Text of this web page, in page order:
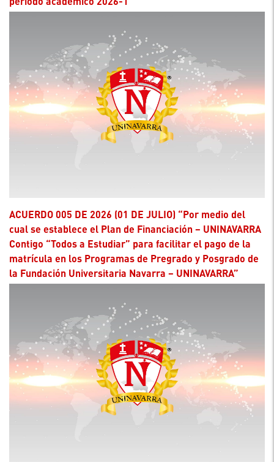
ACUERDO 005 DE 2026 (01 DE JULIO) “Por medio del
cual se establece el Plan de Financiación – UNINAVARRA
Contigo “Todos a Estudiar” para facilitar el pago de la
matrícula en los Programas de Pregrado y Posgrado de
la Fundación Universitaria Navarra – UNINAVARRA”